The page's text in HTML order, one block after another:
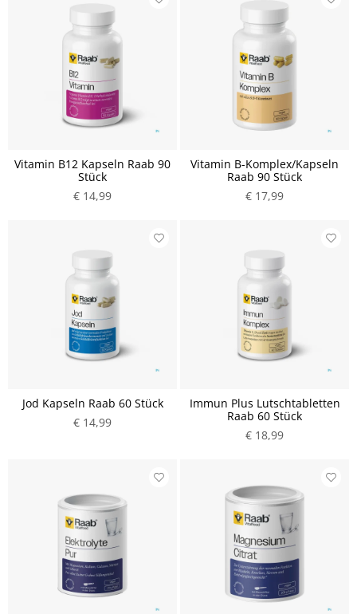
Vitamin B12 Kapseln Raab 90
Stück
€ 14,99
Vitamin B-Komplex/Kapseln
Raab 90 Stück
€ 17,99
Jod Kapseln Raab 60 Stück
€ 14,99
Immun Plus Lutschtabletten
Raab 60 Stück
€ 18,99